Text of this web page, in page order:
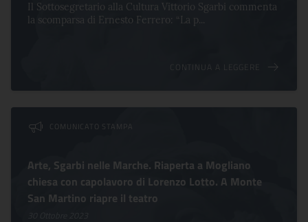
Il Sottosegretario alla Cultura Vittorio Sgarbi commenta
la scomparsa di Ernesto Ferrero: “La p...
CONTINUA A LEGGERE
COMUNICATO STAMPA
Arte, Sgarbi nelle Marche. Riaperta a Mogliano
chiesa con capolavoro di Lorenzo Lotto. A Monte
San Martino riapre il teatro